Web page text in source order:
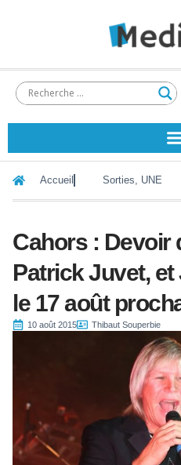
Accueil Sorties, UNE
Cahors : Devoir
Patrick Juvet,
le 17 août
10 août 2015 Thibaut Souperbie